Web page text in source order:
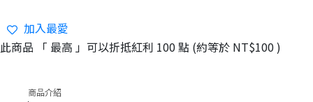
加入最愛
此商品 「 最高 」可以折抵紅利 100點 (約等於 NT$100)
商品介紹